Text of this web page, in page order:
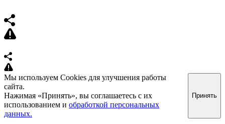
Мы используем Cookies для улучшения работы
сайта.
Нажимая «Принять», вы соглашаетесь с их
использованием и обработкой персональных
данных.
Принять